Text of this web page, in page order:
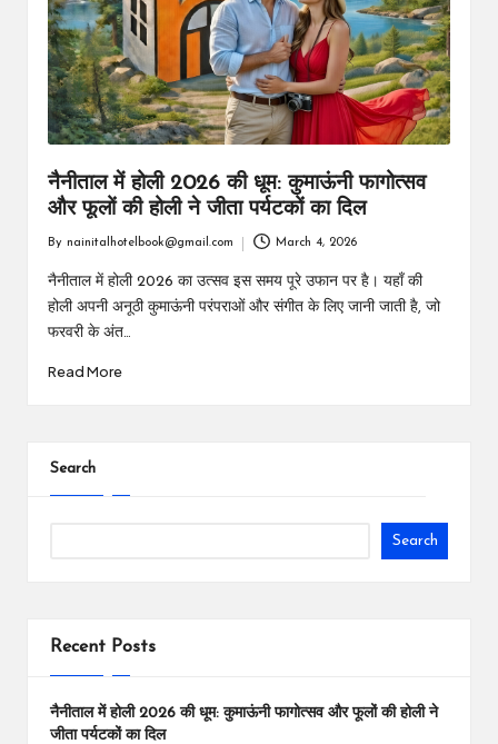
m
नैनीताल में होली 2026 की धूम: कुमाऊंनी फागोत्सव
और फूलों की होली ने जीता पर्यटकों का दिल
by
By nainitalhotelbook@gmail.com March 4, 2026
नैनीताल में होली 2026 का उत्सव इस समय पूरे उफान पर है। यहाँ की
होली अपनी अनूठी कुमाऊंनी परंपराओं और संगीत के लिए जानी जाती है, जो
फरवरी के अंत…
Read More
Search
Search
Recent Posts
नैनीताल में होली 2026 की धूम: कुमाऊंनी फागोत्सव और फूलों की होली ने
जीता पर्यटकों का दिल